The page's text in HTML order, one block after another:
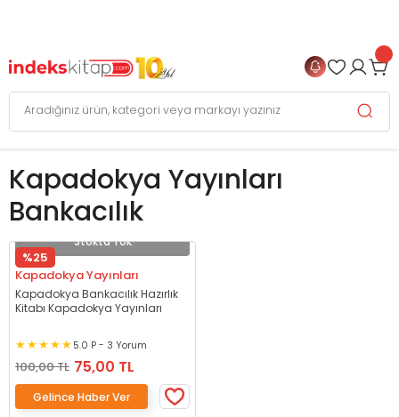
Kapadokya Yayınları
Bankacılık
Stokta Yok
%25
Kapadokya Yayınları
Kapadokya Bankacılık Hazırlık
Kitabı Kapadokya Yayınları
5.0 P - 3 Yorum
100,00 TL 75,00 TL
Gelince Haber Ver